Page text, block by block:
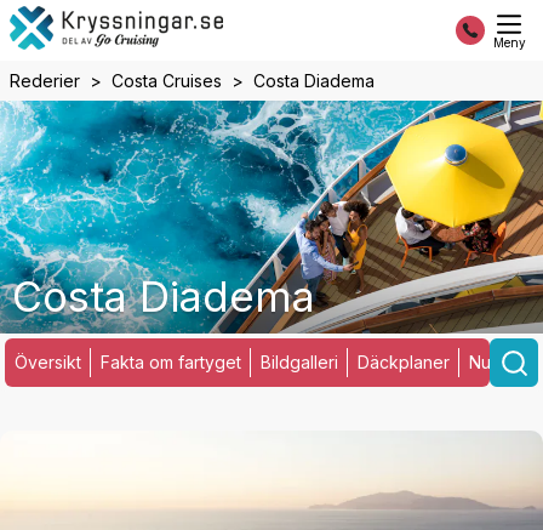
Meny
Rederier Costa Cruises Costa Diadema
Costa Diadema
Översikt Fakta om fartyget Bildgalleri Däckplaner